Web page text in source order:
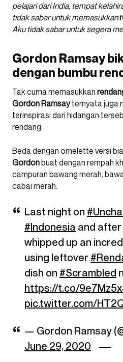
pelajari dari India, tempat
tidak sabar untuk memasukkan
Aku tidak sabar untuk segera
Gordon Ramsay
dengan bumbu
Tak cuma memasukkan
Gordon Ramsayternyata juga
terinspirasi dari hidangan
rendang.
Beda dengan omelette versi
Gordonbuat dengan rempah
campuran bawang merah,
cabai merah.
Last night on
#Indonesia and after
whipped up an
using leftover
dish on #Scrambled
https://t.co/
pic.twitter.com/
— Gordon Ramsay
June 29, 2020